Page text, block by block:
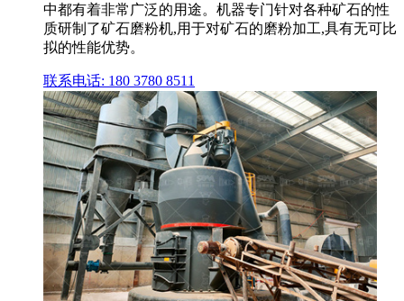
中都有着非常广泛的用途。机器专门针对各种矿石的性
质研制了矿石磨粉机,用于对矿石的磨粉加工,具有无可比
拟的性能优势。
联系电话: 180 3780 8511